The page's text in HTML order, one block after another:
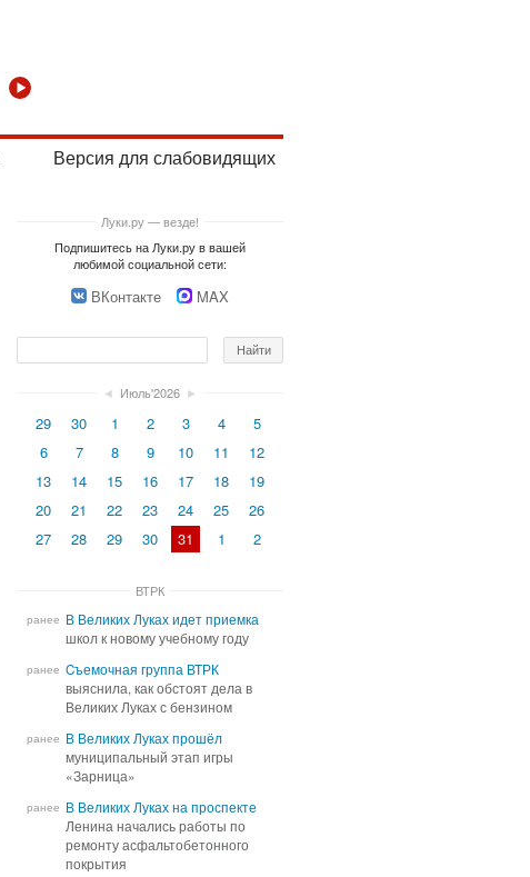
Версия для слабовидящих
Луки.ру — везде!
Подпишитесь на Луки.ру в вашей
любимой социальной сети:
ВКонтакте MAX
◄ Июль'2026 ►
29 30 1 2 3 4
5
6
7 8 9 10 11
12
13
14 15 16 17 18
19
20
21 22 23 24 25
26
27
28 29 30 31 1 2
ВТРК
ранее В Великих Луках идет приемка
школ к новому учебному году
В Великих Луках идет приемка
школ к новому учебному году
ранее Cъемочная группа ВТРК
выяснила, как обстоят дела в
Великих Луках с бензином
Cъемочная группа ВТРК
выяснила, как обстоят дела в
Великих Луках с бензином
ранее В Великих Луках прошёл
муниципальный этап игры
«Зарница»
В Великих Луках прошёл
муниципальный этап игры
«Зарница»
ранее В Великих Луках на проспекте
Ленина начались работы по
ремонту асфальтобетонного
покрытия
В Великих Луках на проспекте
Ленина начались работы по
ремонту асфальтобетонного
покрытия